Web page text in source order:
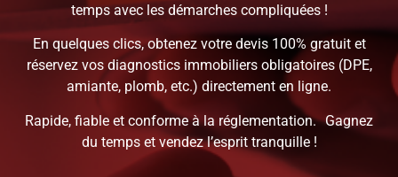
temps avec les démarches compliquées !
En quelques clics, obtenez votre devis 100% gratuit et
réservez vos diagnostics immobiliers obligatoires (DPE,
amiante, plomb, etc.) directement en ligne.
Rapide, fiable et conforme à la réglementation. Gagnez
du temps et vendez l’esprit tranquille !